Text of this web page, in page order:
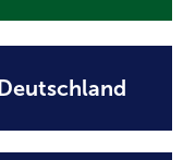
Deutschland